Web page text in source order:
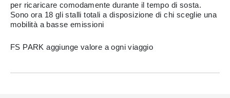
per ricaricare comodamente durante il tempo di sosta.
Sono ora 18 gli stalli totali a disposizione di chi sceglie una
mobilità a basse emissioni
FS PARK aggiunge valore a ogni viaggio